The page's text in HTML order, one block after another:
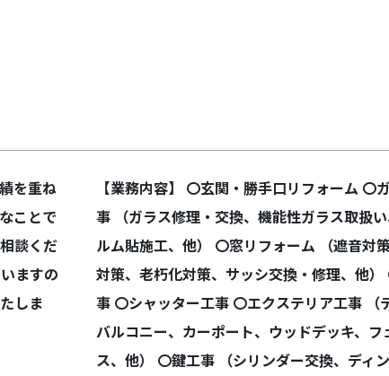
を重ね
ことで
談くだ
ますの
しま
【業務内容】 〇玄関・勝手口リフォーム 〇
事 （ガラス修理・交換、機能性ガラス取扱
ルム貼施工、他） 〇窓リフォーム （遮音対
対策、老朽化対策、サッシ交換・修理、他）
事 〇シャッター工事 〇エクステリア工事 （
バルコニー、カーポート、ウッドデッキ、フ
ス、他） 〇鍵工事 （シリンダー交換、ディ